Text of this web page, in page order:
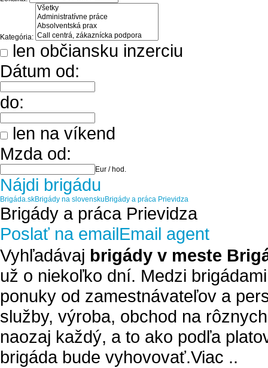
Kategória:
len občiansku inzerciu
Dátum od:
do:
len na víkend
Mzda od:
Eur / hod.
Nájdi brigádu
Brigáda.skBrigády na slovensku Brigády a práca Prievidza
Brigády a práca Prievidza
Poslať na emailEmail agent
Vyhľadávaj brigády v meste
už o niekoľko dní. Medzi
ponuky od zamestnávateľov a
služby, výroba, obchod na
naozaj každý, a to ako podľa
brigáda bude vyhovovať.Viac ..